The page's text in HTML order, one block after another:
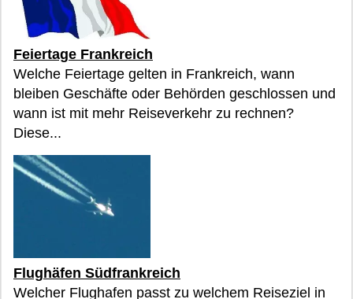
Feiertage Frankreich
Welche Feiertage gelten in Frankreich, wann
bleiben Geschäfte oder Behörden geschlossen und
wann ist mit mehr Reiseverkehr zu rechnen?
Diese...
Flughäfen Südfrankreich
Welcher Flughafen passt zu welchem Reiseziel in